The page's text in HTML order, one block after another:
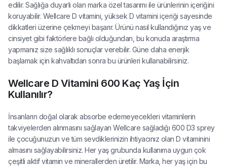
edilir. Sağlığa duyarlı olan marka özel tasarımı ile ürünlerinin içeriğini
koruyabilir. Wellcare D vitamini, yüksek D vitamini içeriği sayesinde
dikkatleri üzerine çekmeyi başarır. Ürünü nasıl kullandığınız yaş ve
cinsiyet gibi faktörlere bağlı olduğundan, bu konuda araştırma
yapmanız size sağlıklı sonuçlar verebilir. Güne daha enerjik
başlamak için kahvaltıdan sonra bu ürünleri kullanabilirsiniz.
Wellcare D Vitamini 600 Kaç Yaş İçin
Kullanılır?
İnsanların doğal olarak absorbe edemeyecekleri vitaminlerin
takviyelerden alınmasını sağlayan Wellcare sağladığı 600 D3 sprey
ile çocuğunuzun ve tüm sevdiklerinizin ihtiyacınız olan D vitaminini
almasını sağlayabilirsiniz. Her yaş grubunda kullanıma uygun çok
çeşitli aktif vitamin ve minerallerden üretilir. Marka, her yaş için bu